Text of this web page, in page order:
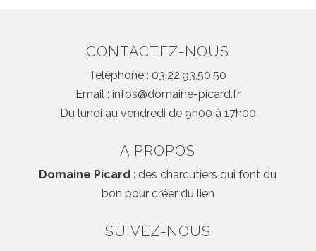
CONTACTEZ-NOUS
Téléphone : 03.22.93.50.50
Email : infos@domaine-picard.fr
Du lundi au vendredi de 9h00 à 17h00
A PROPOS
Domaine Picard : des charcutiers qui font du
bon pour créer du lien
SUIVEZ-NOUS